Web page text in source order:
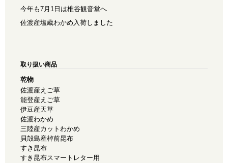
今年も7月1日は椎谷観音堂へ
佐渡産塩蔵わかめ入荷しました
取り扱い商品
乾物
佐渡産えご草
能登産えご草
伊豆産天草
佐渡わかめ
三陸産カットわかめ
貝殻島産棹前昆布
すき昆布
すき昆布スマートレター用